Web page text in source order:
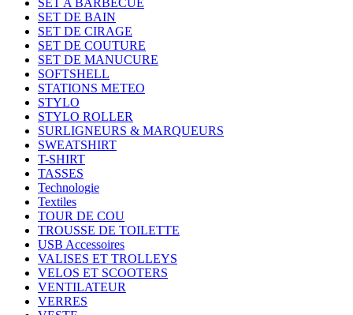
SET A BARBECUE
SET DE BAIN
SET DE CIRAGE
SET DE COUTURE
SET DE MANUCURE
SOFTSHELL
STATIONS METEO
STYLO
STYLO ROLLER
SURLIGNEURS & MARQUEURS
SWEATSHIRT
T-SHIRT
TASSES
Technologie
Textiles
TOUR DE COU
TROUSSE DE TOILETTE
USB Accessoires
VALISES ET TROLLEYS
VELOS ET SCOOTERS
VENTILATEUR
VERRES